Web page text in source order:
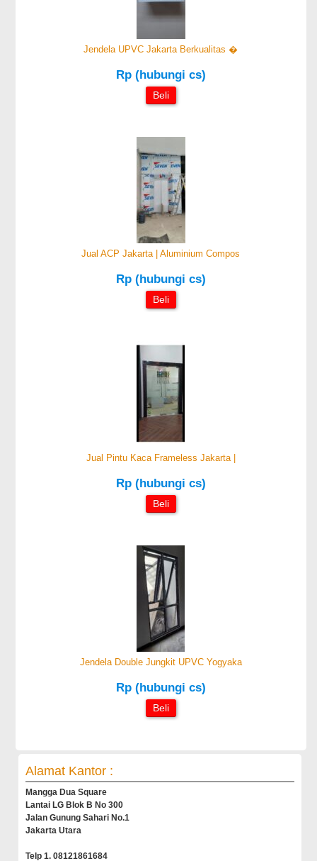
Jendela UPVC Jakarta Berkualitas �
Rp (hubungi cs)
Beli
Jual ACP Jakarta | Aluminium Compos
Rp (hubungi cs)
Beli
Jual Pintu Kaca Frameless Jakarta |
Rp (hubungi cs)
Beli
Jendela Double Jungkit UPVC Yogyaka
Rp (hubungi cs)
Beli
Alamat Kantor :
Mangga Dua Square
Lantai LG Blok B No 300
Jalan Gunung Sahari No.1
Jakarta Utara
Telp 1. 08121861684